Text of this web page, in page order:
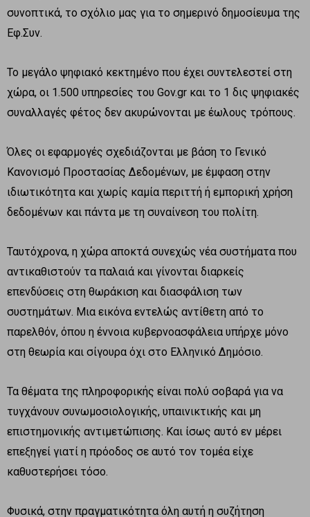
συνοπτικά, το σχόλιο μας για το σημερινό δημοσίευμα της
Εφ.Συν.
Το μεγάλο ψηφιακό κεκτημένο που έχει συντελεστεί στη
χώρα, οι 1.500 υπηρεσίες του Gov.gr και το 1 δις ψηφιακές
συναλλαγές φέτος δεν ακυρώνονται με έωλους τρόπους.
Όλες οι εφαρμογές σχεδιάζονται με βάση το Γενικό
Κανονισμό Προστασίας Δεδομένων, με έμφαση στην
ιδιωτικότητα και χωρίς καμία περιττή ή εμπορική χρήση
δεδομένων και πάντα με τη συναίνεση του πολίτη.
Ταυτόχρονα, η χώρα αποκτά συνεχώς νέα συστήματα που
αντικαθιστούν τα παλαιά και γίνονται διαρκείς
επενδύσεις στη θωράκιση και διασφάλιση των
συστημάτων. Μια εικόνα εντελώς αντίθετη από το
παρελθόν, όπου η έννοια κυβερνοασφάλεια υπήρχε μόνο
στη θεωρία και σίγουρα όχι στο Ελληνικό Δημόσιο.
Τα θέματα της πληροφορικής είναι πολύ σοβαρά για να
τυγχάνουν συνωμοσιολογικής, υπαινικτικής και μη
επιστημονικής αντιμετώπισης. Και ίσως αυτό εν μέρει
επεξηγεί γιατί η πρόοδος σε αυτό τον τομέα είχε
καθυστερήσει τόσο.
Φυσικά, στην πραγματικότητα όλη αυτή η συζήτηση